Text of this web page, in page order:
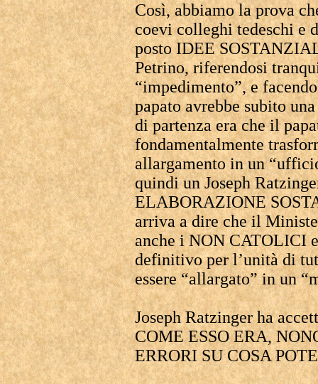
Così, abbiamo la prova
coevi colleghi tedeschi e
posto IDEE
Petrino, riferendosi
“impedimento”, e
papato avrebbe subito
di partenza era che il
fondamentalmente
allargamento in un
quindi un Joseph
ELABORAZIONE
arriva a dire che il
anche i NON CATOLICI
definitivo per l’unità di
essere “allargato” in un
Joseph Ratzinger ha
COME ESSO ERA,
ERRORI SU COSA